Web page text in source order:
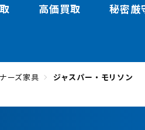
高価買取 秘密厳
ーズ家具 ジャスパー・モリソン